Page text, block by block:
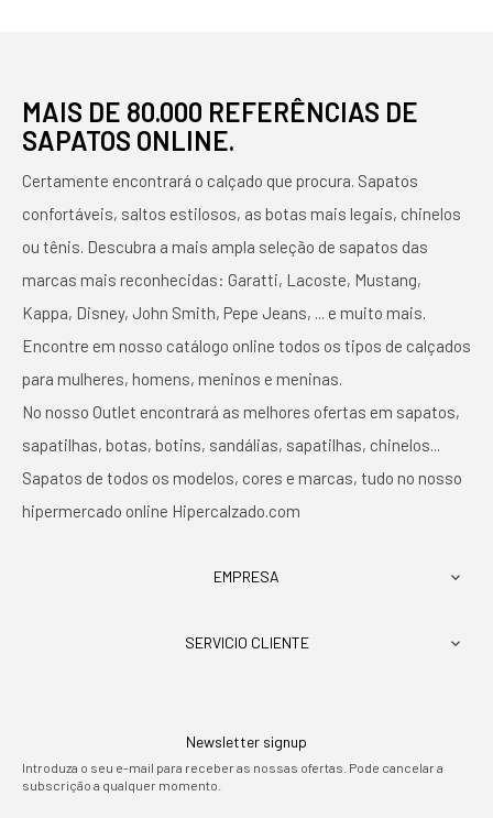
MAIS DE 80.000 REFERÊNCIAS DE
SAPATOS ONLINE.
Certamente encontrará o calçado que procura. Sapatos
confortáveis, saltos estilosos, as botas mais legais, chinelos
ou tênis. Descubra a mais ampla seleção de sapatos das
marcas mais reconhecidas: Garatti, Lacoste, Mustang,
Kappa, Disney, John Smith, Pepe Jeans, ... e muito mais.
Encontre em nosso catálogo online todos os tipos de calçados
para mulheres, homens, meninos e meninas.
No nosso Outlet encontrará as melhores ofertas em sapatos,
sapatilhas, botas, botins, sandálias, sapatilhas, chinelos...
Sapatos de todos os modelos, cores e marcas, tudo no nosso
hipermercado online Hipercalzado.com
EMPRESA 
SERVICIO CLIENTE 
Newsletter signup
Introduza o seu e-mail para receber as nossas ofertas. Pode cancelar a
subscrição a qualquer momento.